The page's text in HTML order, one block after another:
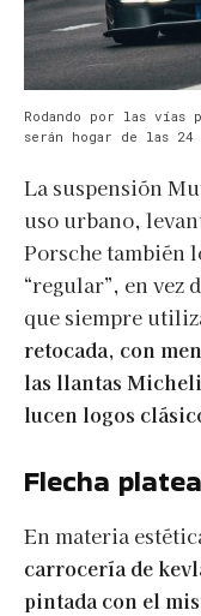
Rodando por las vías
serán hogar de las 24
La suspensión
uso urbano,
Porsche también
“regular”, en vez
que siempre
retocada, con
las llantas
lucen logos
Flecha
En materia
carrocería de
pintada con el